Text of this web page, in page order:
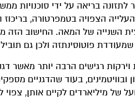
לתזונה בריאה על ידי סוכנויות
הצפויה בטמפרטורה,
השנייה של המאה. החישוב
פוטוסינתזה ולכן גם
רגישים הרבה יותר מאשר
ובוויטמינים, בעוד שהדגניים
של מיליארדים לקיים אותן, צפוי